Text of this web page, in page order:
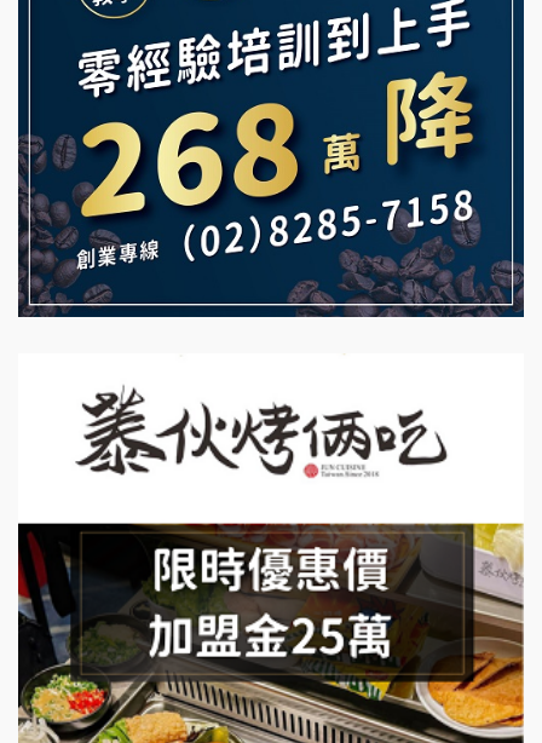
【曉妍美妝】誠徵行政櫃檯
自助洗衣店誠徵代洗收送人員(台中市)
MUSHEN徵SPA美容芳療師
日十。早午食加盟說明會
拾鑶火鍋加盟說明會
白鬍泡泡 BOHO POPO加盟說明會
雞咕雞咕加盟說明會
TEA TOP加盟說明會
珍好味臭臭鍋加盟說明會
藍象廷泰式火鍋加盟說明會
上宇林加盟說明會
莫尼早餐Morni加盟說明會
手作功夫茶加盟說明會
SHARE TEA歇腳亭加盟說明會
潮味決-湯滷專門店加盟說明會
鬍子茶加盟說明會